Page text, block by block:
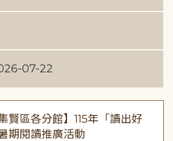
07-22
賢區各分館】115年「讀出好
期閱讀推廣活動